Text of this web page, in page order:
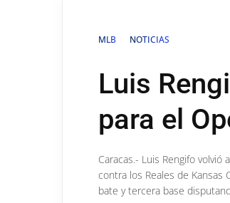
MLB NOTICIAS
Luis
para el
Caracas.- Luis Rengifo
contra los Reales de Kansas
bate y tercera base